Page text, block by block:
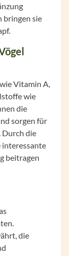
bringen sie
Vitamin A,
wie
die
sorgen für
Durch die
interessante
beitragen
die